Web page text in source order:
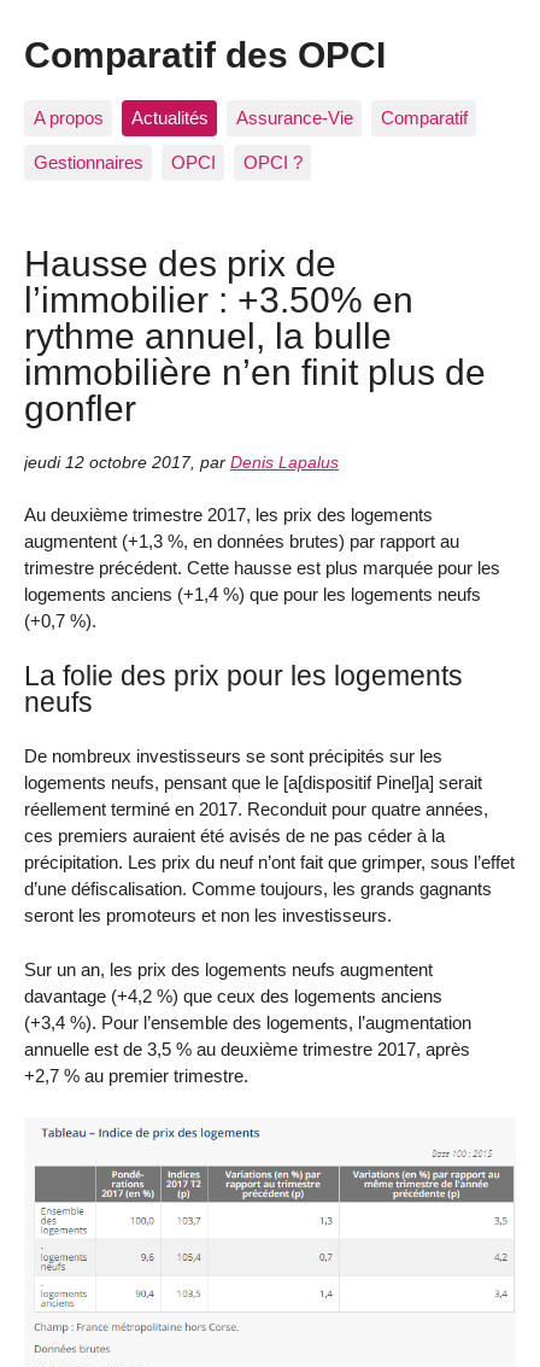
Comparatif des OPCI
A propos Actualités Assurance-Vie Comparatif
Gestionnaires OPCI OPCI ?
Hausse des prix de
l’immobilier : +3.50% en
rythme annuel, la bulle
immobilière n’en finit plus de
gonfler
jeudi 12 octobre 2017, par Denis Lapalus
Au deuxième trimestre 2017, les prix des logements
augmentent (+1,3 %, en données brutes) par rapport au
trimestre précédent. Cette hausse est plus marquée pour les
logements anciens (+1,4 %) que pour les logements neufs
(+0,7 %).
La folie des prix pour les logements
neufs
De nombreux investisseurs se sont précipités sur les
logements neufs, pensant que le [a[dispositif Pinel]a] serait
réellement terminé en 2017. Reconduit pour quatre années,
ces premiers auraient été avisés de ne pas céder à la
précipitation. Les prix du neuf n’ont fait que grimper, sous l’effet
d’une défiscalisation. Comme toujours, les grands gagnants
seront les promoteurs et non les investisseurs.
Sur un an, les prix des logements neufs augmentent
davantage (+4,2 %) que ceux des logements anciens
(+3,4 %). Pour l’ensemble des logements, l’augmentation
annuelle est de 3,5 % au deuxième trimestre 2017, après
+2,7 % au premier trimestre.